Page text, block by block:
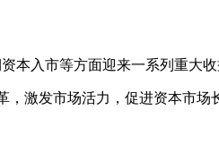
本入市等方面迎来一系列重大收
激发市场活力，促进资本市场